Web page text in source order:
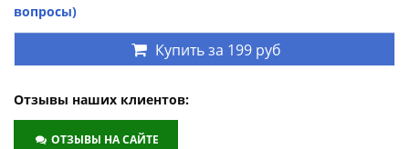
вопросы)
Купить за 199 руб
Отзывы наших клиентов:
ОТЗЫВЫ НА САЙТЕ